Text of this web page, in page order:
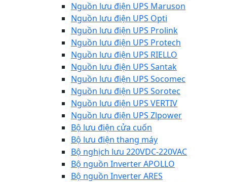
Nguồn lưu điện UPS Maruson
Nguồn lưu điện UPS Opti
Nguồn lưu điện UPS Prolink
Nguồn lưu điện UPS Protech
Nguồn lưu điện UPS RIELLO
Nguồn lưu điện UPS Santak
Nguồn lưu điện UPS Socomec
Nguồn lưu điện UPS Sorotec
Nguồn lưu điện UPS VERTIV
Nguồn lưu điện UPS Zlpower
Bộ lưu điện cửa cuốn
Bộ lưu điện thang máy
Bộ nghịch lưu 220VDC-220VAC
Bộ nguồn Inverter APOLLO
Bộ nguồn Inverter ARES